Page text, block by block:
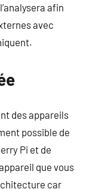
afin
avec
des appareils
possible de
Pi et de
que vous
car